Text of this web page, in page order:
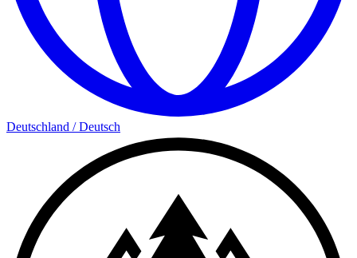
Deutschland /Deutsch